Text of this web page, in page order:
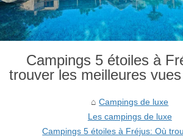
Campings 5 étoiles à
trouver les meilleures
Campings de luxe
Les campings de luxe
Campings 5 étoiles à Fréjus: Où